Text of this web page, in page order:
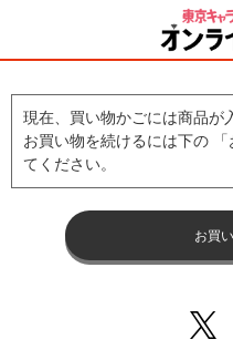
現在、買い物かごには商品が
お買い物を続けるには下の
てください。
お買